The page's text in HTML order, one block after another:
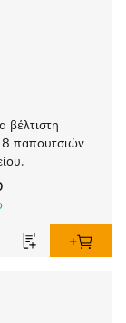
βέλτιστη
παπουτσιών